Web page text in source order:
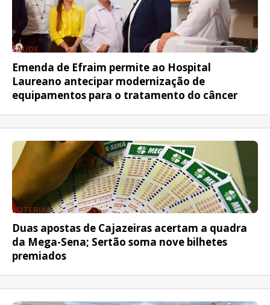
SAÚDE
Emenda de Efraim permite ao Hospital
Laureano antecipar modernização de
equipamentos para o tratamento do câncer
LOTERIAS
Duas apostas de Cajazeiras acertam a quadra
da Mega-Sena; Sertão soma nove bilhetes
premiados